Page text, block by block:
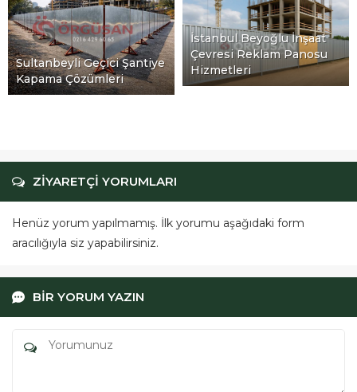
Sultanbeyli Geçici Şantiye
Kapama Çözümleri
İstanbul Beyoğlu İnşaat
Çevresi Reklam Panosu
Hizmetleri
ZİYARETÇİ YORUMLARI
Henüz yorum yapılmamış. İlk yorumu aşağıdaki form
aracılığıyla siz yapabilirsiniz.
BİR YORUM YAZIN